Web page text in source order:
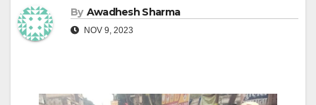
By Awadhesh Sharma
NOV 9, 2023